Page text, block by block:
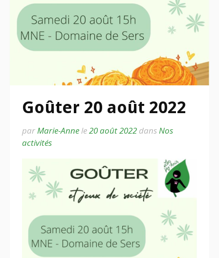
Goûter 20 août 2022
parMarie-Annele20 août 2022 dansNos
activités